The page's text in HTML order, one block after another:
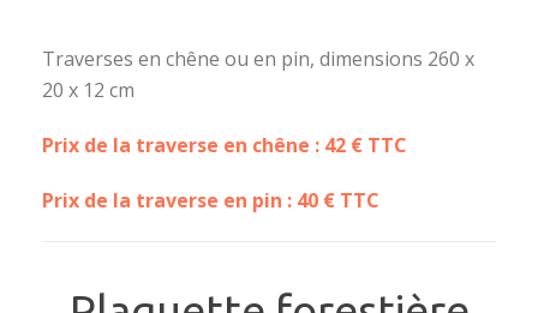
Traverses en chêne ou en pin, dimensions 260 x
20 x 12 cm
Prix de la traverse en chêne : 42 € TTC
Prix de la traverse en pin : 40 € TTC